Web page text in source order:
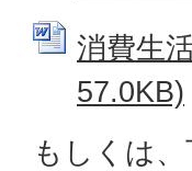
消費生
57.0KB)
もしくは